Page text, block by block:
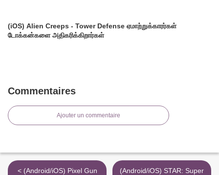
(iOS) Alien Creeps - Tower Defense ஏமாற்றுக்காரர்கள்
டோக்கன்களை அதிகரிக்கிறார்கள்
Commentaires
Ajouter un commentaire
< (Android/iOS) Pixel Gun
(Android/iOS) STAR: Super